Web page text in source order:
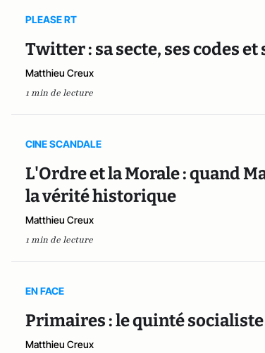
PLEASE RT
Twitter : sa secte, ses codes
Matthieu Creux
1 min de lecture
CINE SCANDALE
L'Ordre et la Morale : quand
la vérité historique
Matthieu Creux
1 min de lecture
EN FACE
Primaires : le quinté
Matthieu Creux